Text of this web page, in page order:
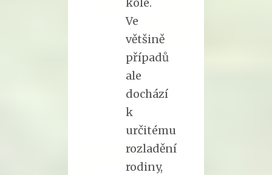
Ve
většině
případů
ale
dochází
k
určitému
rozladění
rodiny,